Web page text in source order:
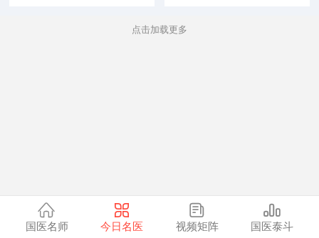
点击加载更多
国医名师 今日名医 视频矩阵 国医泰斗